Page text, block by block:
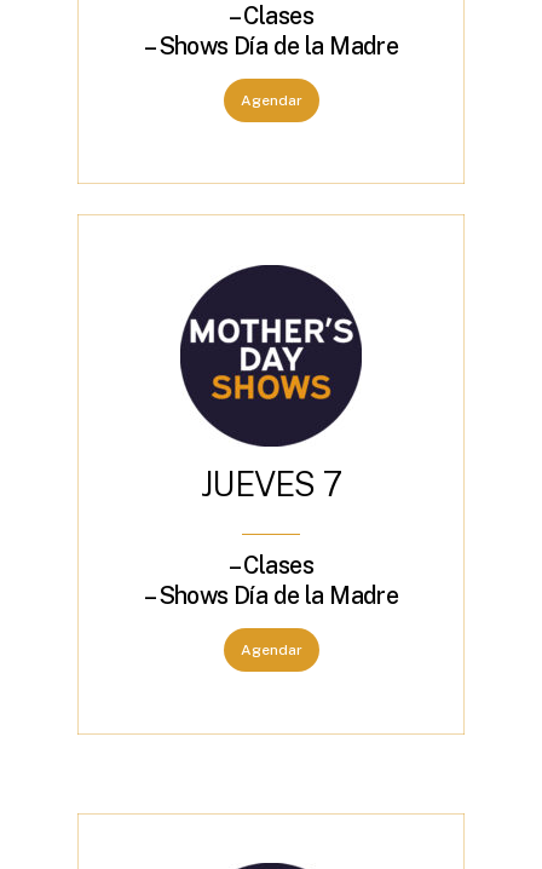
– Clases
– Shows Día de la Madre
Agendar
JUEVES 7
– Clases
– Shows Día de la Madre
Agendar